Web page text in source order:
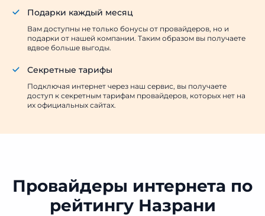
Подарки каждый месяц
Вам доступны не только бонусы от провайдеров, но и
подарки от нашей компании. Таким образом вы получаете
вдвое больше выгоды.
Секретные тарифы
Подключая интернет через наш сервис, вы получаете
доступ к секретным тарифам провайдеров, которых нет на
их официальных сайтах.
Провайдеры интернета по
рейтингу Назрани